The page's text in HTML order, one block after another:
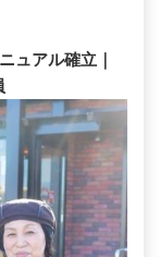
ュアル確立｜